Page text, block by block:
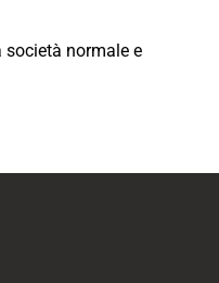
normale e